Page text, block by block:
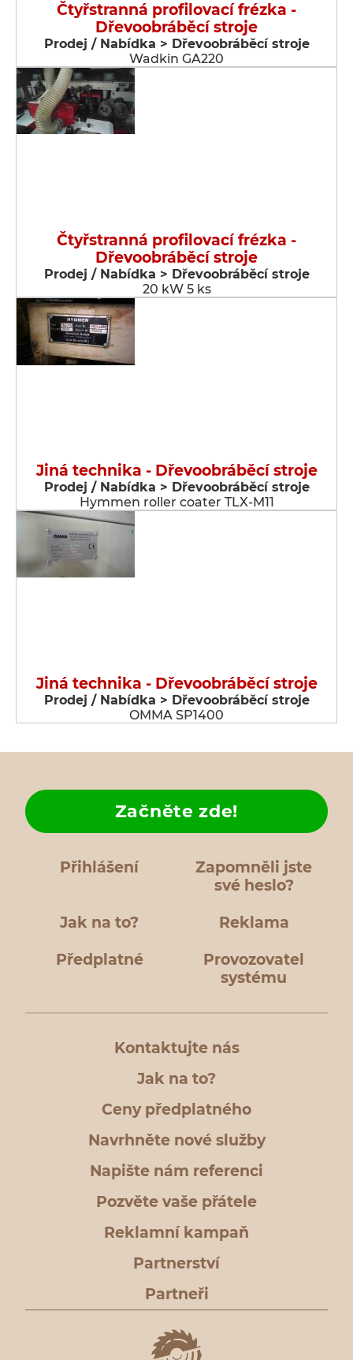
Čtyřstranná profilovací frézka -
Dřevoobráběcí stroje
Prodej / Nabídka > Dřevoobráběcí stroje
Wadkin GA220
Čtyřstranná profilovací frézka -
Dřevoobráběcí stroje
Prodej / Nabídka > Dřevoobráběcí stroje
20 kW 5 ks
Jiná technika - Dřevoobráběcí stroje
Prodej / Nabídka > Dřevoobráběcí stroje
Hymmen roller coater TLX-M11
Jiná technika - Dřevoobráběcí stroje
Prodej / Nabídka > Dřevoobráběcí stroje
OMMA SP1400
Přihlášení
Zapomněli jste
své heslo?
Jak na to?
Začněte zde!
Reklama
Předplatné
Provozovatel
systému
Kontaktujte nás
Jak na to?
Ceny předplatného
Navrhněte nové služby
Napište nám referenci
Pozvěte vaše přátele
Reklamní kampaň
Partnerství
Partneři